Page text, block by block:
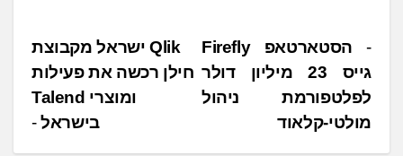
נ
י
ו
Qlik ישראל מקבוצת
חילן רכשה את פעילות
ומוצרי Talend
בישראל
הסטארטאפ Firefly
גייס 23 מיליון דולר
לפלטפורמת ניהול
מולטי-קלאוד